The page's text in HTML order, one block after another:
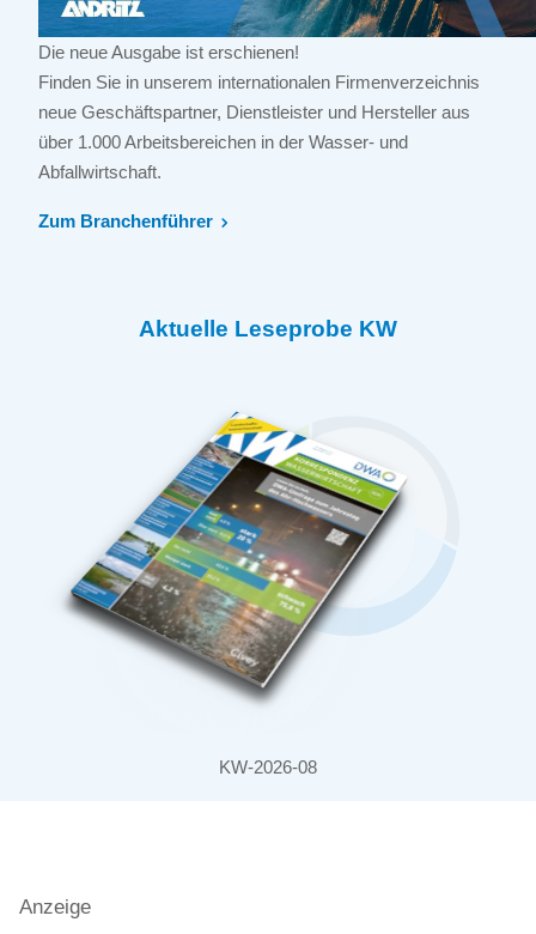
Die neue Ausgabe ist erschienen!
Finden Sie in unserem internationalen Firmenverzeichnis
neue Geschäftspartner, Dienstleister und Hersteller aus
über 1.000 Arbeitsbereichen in der Wasser- und
Abfallwirtschaft.
Zum Branchenführer
Aktuelle Leseprobe KW
KW-2026-08
Anzeige